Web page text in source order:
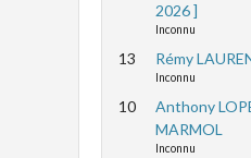
2026 ]
Inconnu
13 Rémy
Inconnu
10
Anthony
MARMOL
Inconnu